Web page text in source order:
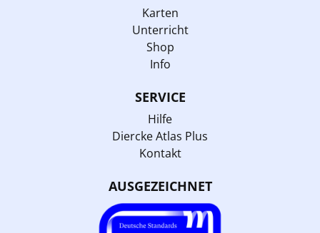
Karten
Unterricht
Shop
Info
SERVICE
Hilfe
Diercke Atlas Plus
Kontakt
AUSGEZEICHNET